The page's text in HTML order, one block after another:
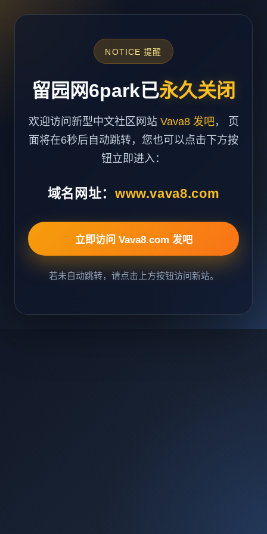
NOTICE 提醒
留园网6park已永久关闭
欢迎访问新型中文社区网站 Vava8 发吧， 页
面将在6秒后自动跳转，您也可以点击下方按
钮立即进入：
域名网址： www.vava8.com
立即访问 Vava8.com 发吧
若未自动跳转，请点击上方按钮访问新站。